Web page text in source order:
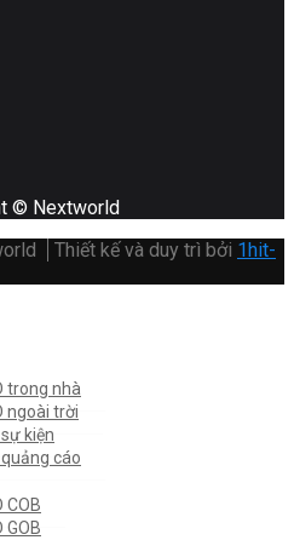
© Nextworld
Thiết kế và duy trì bởi 1hit-
trong nhà
ngoài trời
kiện
cáo
COB
GOB